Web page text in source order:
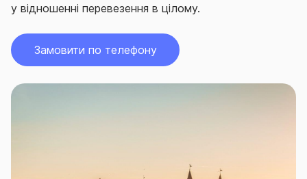
у відношенні перевезення в цілому.
Замовити по телефону